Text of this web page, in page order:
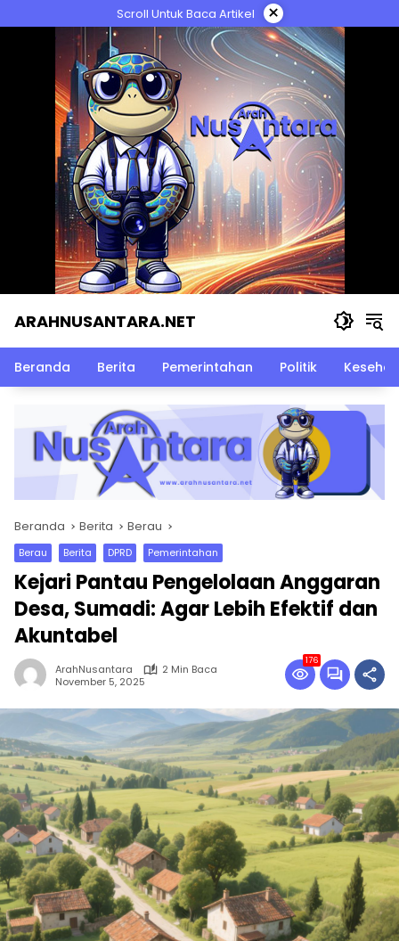
ke
Scroll Untuk Baca Artikel ×
ARAHNUSANTARA.NET
Beranda Berita Pemerintahan Politik
Beranda Berita Berau
Berau Berita DPRD Pemerintahan
Kejari Pantau Pengelolaan Anggaran
Desa, Sumadi: Agar Lebih Efektif dan
Akuntabel
ArahNusantara
2 Min Baca
November 5, 2025
176